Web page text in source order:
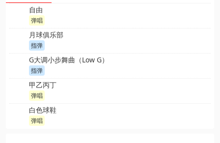
自由
弹唱
月球俱乐部
指弹
G大调小步舞曲（Low G）
指弹
甲乙丙丁
弹唱
白色球鞋
弹唱